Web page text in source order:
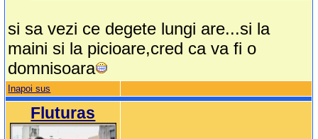
si sa vezi ce degete lungi are...si la
maini si la picioare,cred ca va fi o
domnisoara
Inapoi sus
Fluturas